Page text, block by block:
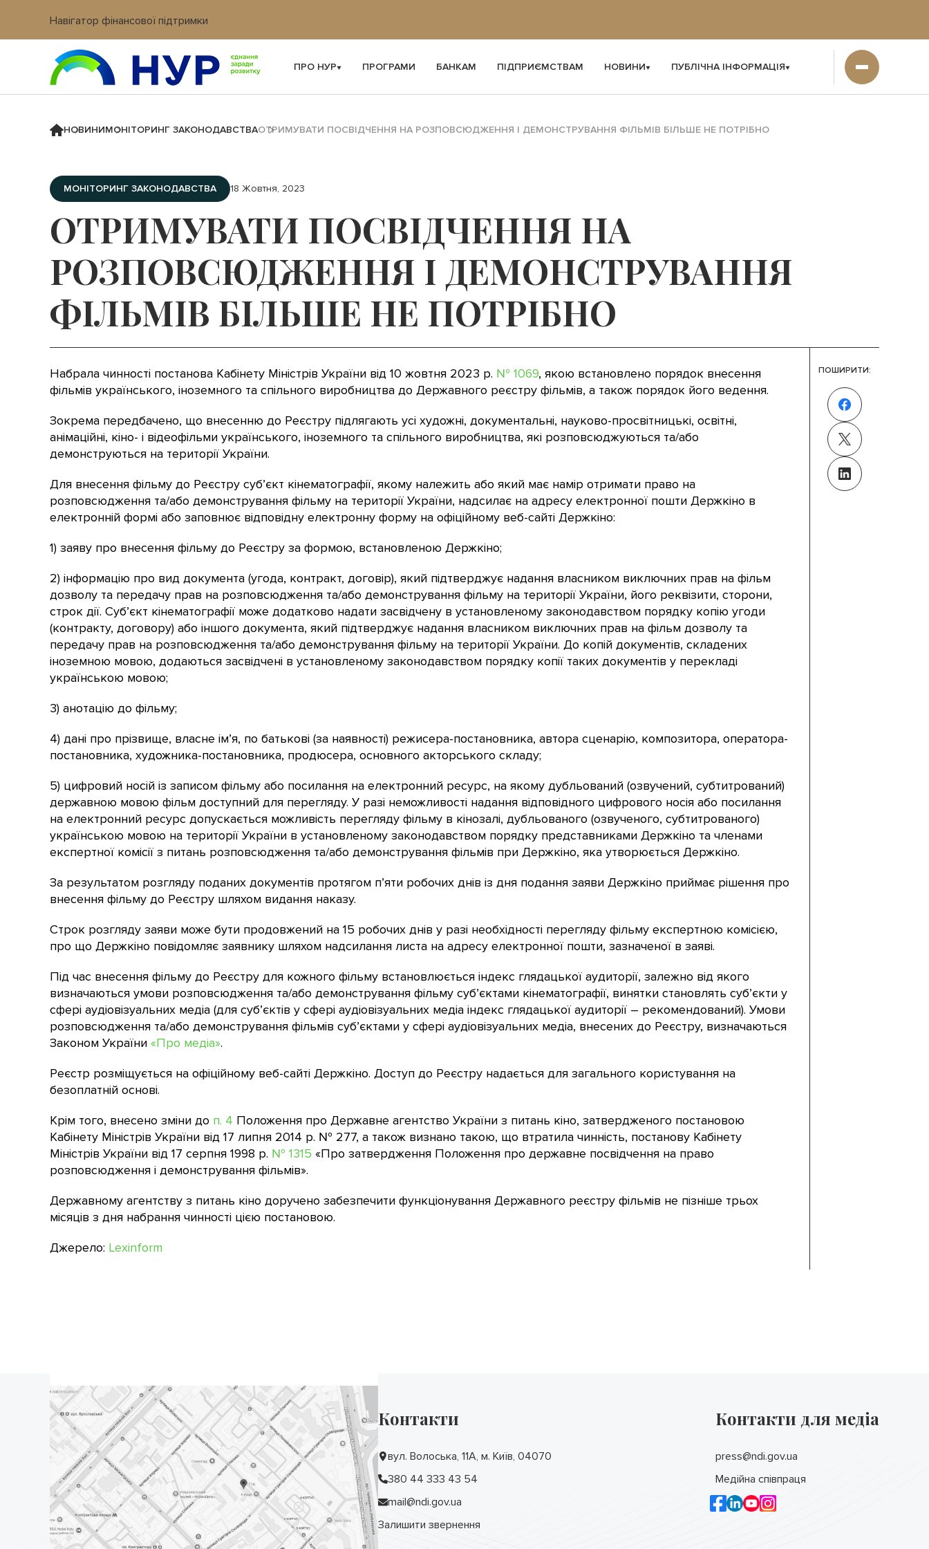
Навігатор фінансової підтримки
Вхід в кабінет IT платформи
ПРО НУР ПРОГРАМИ БАНКАМ ПІДПРИЄМСТВАМ НОВИНИ ПУБЛІЧНА ІНФОРМАЦІЯ
НОВИНИМОНІТОРИНГ ЗАКОНОДАВСТВАОТРИМУВАТИ ПОСВІДЧЕННЯ НА РОЗПОВСЮДЖЕННЯ І ДЕМОНСТРУВАННЯ ФІЛЬМІВ БІЛЬШЕ НЕ ПОТРІБНО
МОНІТОРИНГ ЗАКОНОДАВСТВА 18 Жовтня, 2023
ОТРИМУВАТИ ПОСВІДЧЕННЯ НА
РОЗПОВСЮДЖЕННЯ І ДЕМОНСТРУВАННЯ
ФІЛЬМІВ БІЛЬШЕ НЕ ПОТРІБНО
Набрала чинності постанова Кабінету Міністрів України від 10 жовтня 2023 р. № 1069, якою встановлено порядок внесення
фільмів українського, іноземного та спільного виробництва до Державного реєстру фільмів, а також порядок його ведення.
Зокрема передбачено, що внесенню до Реєстру підлягають усі художні, документальні, науково-просвітницькі, освітні,
анімаційні, кіно- і відеофільми українського, іноземного та спільного виробництва, які розповсюджуються та/або
демонструються на території України.
Для внесення фільму до Реєстру суб’єкт кінематографії, якому належить або який має намір отримати право на
розповсюдження та/або демонстрування фільму на території України, надсилає на адресу електронної пошти Держкіно в
електронній формі або заповнює відповідну електронну форму на офіційному веб-сайті Держкіно:
1) заяву про внесення фільму до Реєстру за формою, встановленою Держкіно;
2) інформацію про вид документа (угода, контракт, договір), який підтверджує надання власником виключних прав на фільм
дозволу та передачу прав на розповсюдження та/або демонстрування фільму на території України, його реквізити, сторони,
строк дії. Суб’єкт кінематографії може додатково надати засвідчену в установленому законодавством порядку копію угоди
(контракту, договору) або іншого документа, який підтверджує надання власником виключних прав на фільм дозволу та
передачу прав на розповсюдження та/або демонстрування фільму на території України. До копій документів, складених
іноземною мовою, додаються засвідчені в установленому законодавством порядку копії таких документів у перекладі
українською мовою;
3) анотацію до фільму;
4) дані про прізвище, власне ім’я, по батькові (за наявності) режисера-постановника, автора сценарію, композитора, оператора-
постановника, художника-постановника, продюсера, основного акторського складу;
5) цифровий носій із записом фільму або посилання на електронний ресурс, на якому дубльований (озвучений, субтитрований)
державною мовою фільм доступний для перегляду. У разі неможливості надання відповідного цифрового носія або посилання
на електронний ресурс допускається можливість перегляду фільму в кінозалі, дубльованого (озвученого, субтитрованого)
українською мовою на території України в установленому законодавством порядку представниками Держкіно та членами
експертної комісії з питань розповсюдження та/або демонстрування фільмів при Держкіно, яка утворюється Держкіно.
За результатом розгляду поданих документів протягом п’яти робочих днів із дня подання заяви Держкіно приймає рішення про
внесення фільму до Реєстру шляхом видання наказу.
Строк розгляду заяви може бути продовжений на 15 робочих днів у разі необхідності перегляду фільму експертною комісією,
про що Держкіно повідомляє заявнику шляхом надсилання листа на адресу електронної пошти, зазначеної в заяві.
Під час внесення фільму до Реєстру для кожного фільму встановлюється індекс глядацької аудиторії, залежно від якого
визначаються умови розповсюдження та/або демонстрування фільму суб’єктами кінематографії, винятки становлять суб’єкти у
сфері аудіовізуальних медіа (для суб’єктів у сфері аудіовізуальних медіа індекс глядацької аудиторії – рекомендований). Умови
розповсюдження та/або демонстрування фільмів суб’єктами у сфері аудіовізуальних медіа, внесених до Реєстру, визначаються
Законом України «Про медіа».
Реєстр розміщується на офіційному веб-сайті Держкіно. Доступ до Реєстру надається для загального користування на
безоплатній основі.
Крім того, внесено зміни до п. 4 Положення про Державне агентство України з питань кіно, затвердженого постановою
Кабінету Міністрів України від 17 липня 2014 р. № 277, а також визнано такою, що втратила чинність, постанову Кабінету
Міністрів України від 17 серпня 1998 р. № 1315 «Про затвердження Положення про державне посвідчення на право
розповсюдження і демонстрування фільмів».
Державному агентству з питань кіно доручено забезпечити функціонування Державного реєстру фільмів не пізніше трьох
місяців з дня набрання чинності цією постановою.
Джерело: Lexinform
ПОШИРИТИ:
Контакти
вул. Волоська, 11А, м. Київ, 04070
380 44 333 43 54
mail@ndi.gov.ua
Залишити звернення
Контакти для медіа
press@ndi.gov.ua
Медійна співпраця